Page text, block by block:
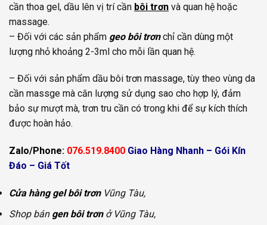
cần thoa gel, dầu lên vị trí cần bôi trơn và quan hệ hoặc
massage.
– Đối với các sản phẩm geo bôi trơn chỉ cần dùng một
lượng nhỏ khoảng 2-3ml cho mỗi lần quan hệ.
– Đối với sản phẩm dầu bôi trơn massage, tùy theo vùng da
cần massge mà căn lượng sử dụng sao cho hợp lý, đảm
bảo sự mượt mà, trơn tru cần có trong khi để sự kích thích
được hoàn hảo.
Zalo/Phone: 076.519.8400 Giao Hàng Nhanh – Gói Kín
Đáo – Giá Tốt
Cửa hàng gel bôi trơnVũng Tàu,
Shop bán gen bôi trơnở Vũng Tàu,